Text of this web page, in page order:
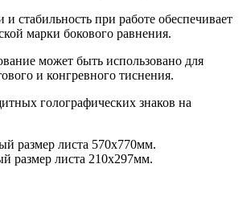
и стабильность при работе обеспечивает
марки бокового равнения.
может быть использовано для
и конгревного тиснения.
голографических знаков на
размер листа 570х770мм.
размер листа 210х297мм.